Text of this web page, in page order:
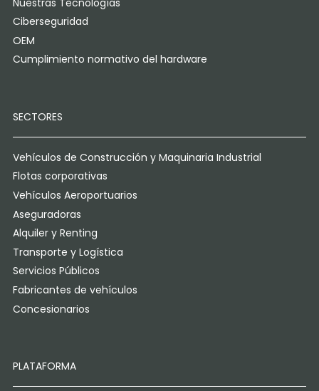
Ciberseguridad
OEM
Cumplimiento normativo del hardware
SECTORES
Vehículos de Construcción y Maquinaria Industrial
Flotas corporativas
Vehículos Aeroportuarios
Aseguradoras
Alquiler y Renting
Transporte y Logística
Servicios Públicos
Fabricantes de vehículos
Concesionarios
PLATAFORMA